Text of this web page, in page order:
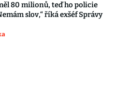
80 milionů, teď ho policie
slov,“ říká exšéf Správy